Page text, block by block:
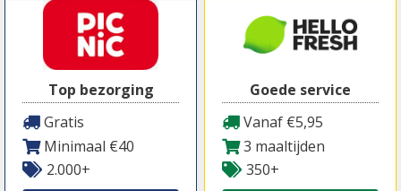
Top bezorging
Gratis
Minimaal €40
2.000+
Goede service
Vanaf €5,95
3 maaltijden
350+